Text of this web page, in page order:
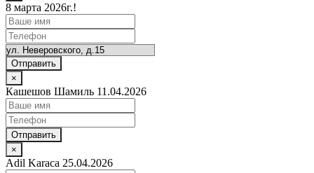
8 марта 2026г.!
Отправить
×
Кашешов Шамиль 11.04.2026
Отправить
×
Adil Karaca 25.04.2026